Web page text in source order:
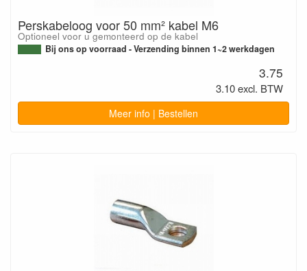
Perskabeloog voor 50 mm² kabel M6
Optioneel voor u gemonteerd op de kabel
Bij ons op voorraad - Verzending binnen 1~2 werkdagen
3.75
3.10 excl. BTW
Meer info | Bestellen